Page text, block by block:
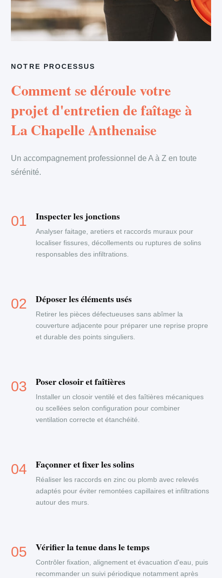
NOTRE PROCESSUS
Comment se déroule votre
projet d'entretien de faîtage à
La Chapelle Anthenaise
Un accompagnement professionnel de A à Z en toute
sérénité.
Inspecter les jonctions
Analyser faitage, aretiers et raccords muraux pour
localiser fissures, décollements ou ruptures de solins
responsables des infiltrations.
Déposer les éléments usés
Retirer les pièces défectueuses sans abîmer la
couverture adjacente pour préparer une reprise propre
et durable des points singuliers.
Poser closoir et faîtières
Installer un closoir ventilé et des faîtières mécaniques
ou scellées selon configuration pour combiner
ventilation correcte et étanchéité.
Façonner et fixer les solins
Réaliser les raccords en zinc ou plomb avec relevés
adaptés pour éviter remontées capillaires et infiltrations
autour des murs.
Vérifier la tenue dans le temps
Contrôler fixation, alignement et évacuation d'eau, puis
recommander un suivi périodique notamment après